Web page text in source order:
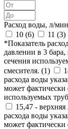
Расход воды, л/мин
10 (6) 11 (3)
*Показатель
давлении в 3
сечения
смесителя. (1)
расхода воды
может фактически
используемых
15,47 -
расхода воды
может фактически